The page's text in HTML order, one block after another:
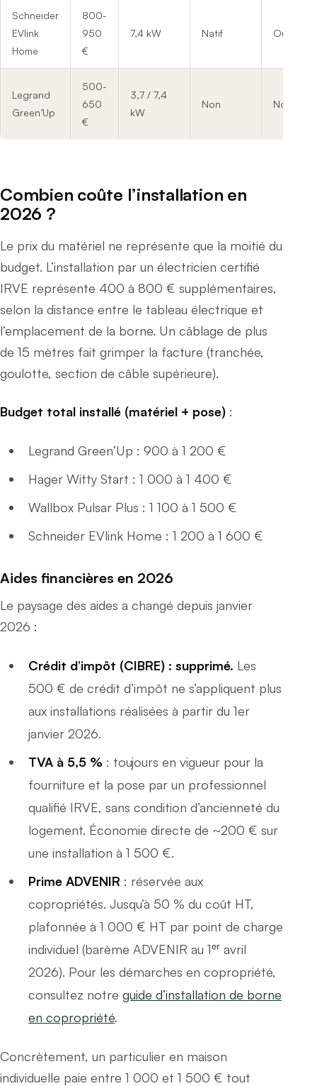
Schneider
EVlink
Home
800-
950
€
7,4 kW Natif Oui
Legrand
Green’Up
500-
650
€
3,7 / 7,4
kW
Non Non
Combien coûte l’installation en
2026 ?
Le prix du matériel ne représente que la moitié du
budget. L’installation par un électricien certifié
IRVE représente 400 à 800 € supplémentaires,
selon la distance entre le tableau électrique et
l’emplacement de la borne. Un câblage de plus
de 15 mètres fait grimper la facture (tranchée,
goulotte, section de câble supérieure).
Budget total installé (matériel + pose) :
Legrand Green’Up : 900 à 1 200 €
Hager Witty Start : 1 000 à 1 400 €
Wallbox Pulsar Plus : 1 100 à 1 500 €
Schneider EVlink Home : 1 200 à 1 600 €
Aides financières en 2026
Le paysage des aides a changé depuis janvier
2026 :
Crédit d’impôt (CIBRE) : supprimé. Les
500 € de crédit d’impôt ne s’appliquent plus
aux installations réalisées à partir du 1er
janvier 2026.
TVA à 5,5 % : toujours en vigueur pour la
fourniture et la pose par un professionnel
qualifié IRVE, sans condition d’ancienneté du
logement. Économie directe de ~200 € sur
une installation à 1 500 €.
Prime ADVENIR : réservée aux
copropriétés. Jusqu’à 50 % du coût HT,
plafonnée à 1 000 € HT par point de charge
individuel (barème ADVENIR au 1ᵉʳ avril
2026). Pour les démarches en copropriété,
consultez notre guide d’installation de borne
en copropriété.
Concrètement, un particulier en maison
individuelle paie entre 1 000 et 1 500 € tout